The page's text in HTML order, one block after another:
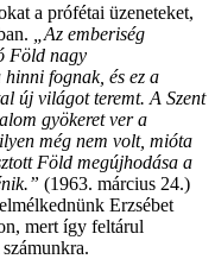
a prófétai üzeneteket,
„Az emberiség
Föld nagy
fognak, és ez a
új világot teremt. A Szent
gyökeret ver a
még nem volt, mióta
Föld megújhodása a
(1963. március 24.)
Erzsébet
mert így feltárul